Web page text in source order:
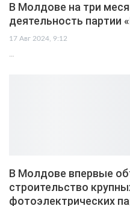
В Молдове на три
деятельность партии
17 Авг 2024, 9:12
…
В Молдове впервые
строительство
фотоэлектрических